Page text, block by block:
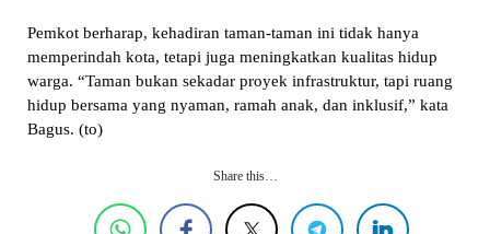
Pemkot berharap, kehadiran taman-taman ini tidak hanya
memperindah kota, tetapi juga meningkatkan kualitas hidup
warga. “Taman bukan sekadar proyek infrastruktur, tapi ruang
hidup bersama yang nyaman, ramah anak, dan inklusif,” kata
Bagus. (to)
Share this…